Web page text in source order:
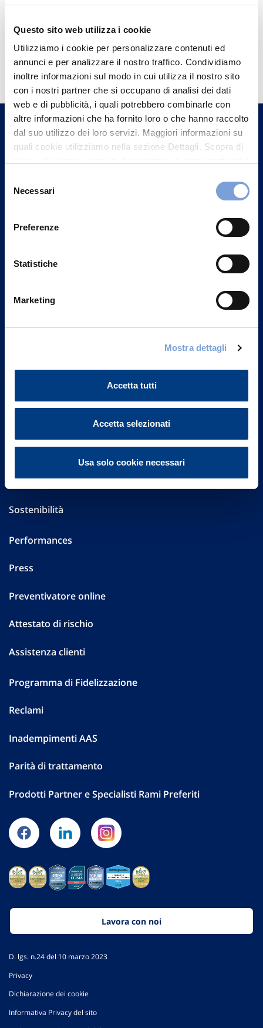
Questo sito web utilizza i cookie
Utilizziamo i cookie per personalizzare contenuti ed
annunci e per analizzare il nostro traffico. Condividiamo
inoltre informazioni sul modo in cui utilizza il nostro sito
con i nostri partner che si occupano di analisi dei dati
web e di pubblicità, i quali potrebbero combinarle con
altre informazioni che ha fornito loro o che hanno raccolto
dal suo utilizzo dei loro servizi. Maggiori informazioni su
quali cookie utilizziamo nella sezione Dettagli. Scopra di
può trovare nel footer del sito nella sezione "Informativa
delNecessari
Preferenze
Statistiche
Marketing
Mostra dettagli
Accetta tutti
Accetta selezionati
Usa solo cookie necessari
Hai bisogno di
informazioni?
Trova l'Agenzia più vicina a te e parla con
un nostro Agente.
Contattaci
Vittoria Assicurazioni S.p.A.
Part. IVA 01329510158
FAQ
Altre informazioni
Sostenibilità
Performances
Press
Preventivatore online
Attestato di rischio
Assistenza clienti
Programma di Fidelizzazione
Reclami
Inadempimenti AAS
Parità di trattamento
Prodotti Partner e Specialisti Rami Preferiti
Lavora con noi
D. lgs. n.24 del 10 marzo 2023
Privacy
Dichiarazione dei cookie
Informativa Privacy del sito